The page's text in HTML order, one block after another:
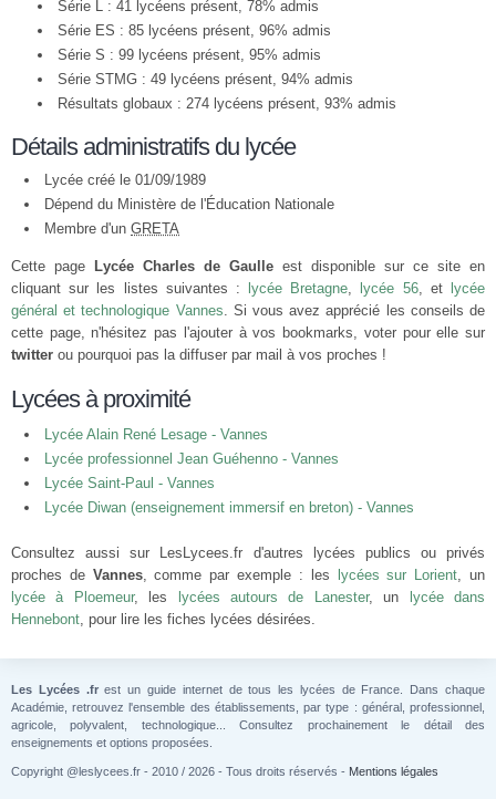
Série L : 41 lycéens présent, 78% admis
Série ES : 85 lycéens présent, 96% admis
Série S : 99 lycéens présent, 95% admis
Série STMG : 49 lycéens présent, 94% admis
Résultats globaux : 274 lycéens présent, 93% admis
Détails administratifs du lycée
Lycée créé le 01/09/1989
Dépend du Ministère de l'Éducation Nationale
Membre d'un GRETA
Cette page Lycée Charles de Gaulle est disponible sur ce site en
cliquant sur les listes suivantes :
lycée Bretagne, lycée 56, et
lycée
général et technologique Vannes. Si vous avez apprécié les conseils de
cette page, n'hésitez pas l'ajouter à vos bookmarks, voter pour elle sur
twitter ou pourquoi pas la diffuser par mail à vos proches !
Lycées à proximité
Lycée Alain René Lesage - Vannes
Lycée professionnel Jean Guéhenno - Vannes
Lycée Saint-Paul - Vannes
Lycée Diwan (enseignement immersif en breton) - Vannes
Consultez aussi sur LesLycees.fr d'autres lycées publics ou privés
proches de Vannes, comme par exemple : les lycées sur Lorient, un
lycée à Ploemeur, les lycées autours de Lanester, un
lycée dans
Hennebont, pour lire les fiches lycées désirées.
Les Lycées .frest un guide internet de tous les lycées de France. Dans chaque
Académie, retrouvez l'ensemble des établissements, par type : général, professionnel,
agricole, polyvalent, technologique... Consultez prochainement le détail des
enseignements et options proposées.
Copyright @leslycees.fr - 2010 / 2026 - Tous droits réservés - Mentions légales